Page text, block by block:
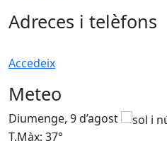
Adreces i telèfons
Accedeix
Meteo
Diumenge, 9 d’agost
T.Màx: 37°